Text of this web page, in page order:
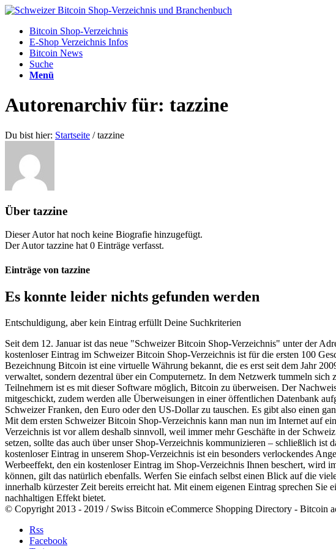
Bitcoin Shop-Verzeichnis
E-Shop Verzeichnis Infos
Bitcoin News
Suche
Menü
Autorenarchiv für: tazzine
Du bist hier: Startseite / tazzine
Über tazzine
Dieser Autor hat noch keine Biografie hinzugefügt.
Der Autortazzine hat 0 Einträge verfasst.
Einträge von tazzine
Es konnte leider nichts gefunden werden
Entschuldigung, aber kein Eintrag erfüllt Deine Suchkriterien
Seit dem 12. Januar ist das neue "Schweizer Bitcoin Shop-Verzeichnis" unter der
kostenloser Eintrag im Schweizer Bitcoin Shop-Verzeichnis ist für die ersten 100
Bezeichnung Bitcoin ist eine virtuelle Währung bekannt, die es erst seit dem Jahr
verwaltet, sondern dezentral über ein Computernetz. In dem Netzwerk tummeln
Teilnehmern ist es mit dieser Software möglich, Bitcoin zu überweisen. Der
mitgeschickt, zudem werden alle Überweisungen in einer öffentlichen Datenbank
Schweizer Franken, den Euro oder den US-Dollar zu tauschen. Es gibt also einen
Mit dem ersten Schweizer Bitcoin Shop-Verzeichnis kann man nun im Internet auf
Verzeichnis ist vor allem deshalb sinnvoll, weil immer mehr Geschäfte in der
setzen, sollte das auch über unser Shop-Verzeichnis kommunizieren – schließlich
kostenloser Eintrag in unserem Shop-Verzeichnis ist ein besonders verlockendes
Werbeeffekt, den ein kostenloser Eintrag im Shop-Verzeichnis Ihnen beschert, wird
können, gilt das natürlich ebenfalls. Werfen Sie einfach selbst einen Blick auf die
innerhalb kürzester Zeit bereits erreicht hat. Mit einem eigenen Eintrag sprechen
nachhaltigen Effekt bietet.
© Copyright 2013 - 2019 / Swiss Bitcoin eCommerce Shopping Directory - Bitcoin
Rss
Facebook